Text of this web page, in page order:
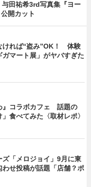
与田祐希3rd写真集『ヨー
開カット
ければ“盗み”OK！ 体験
ガマート展」がヤバすぎた
』コラボカフェ 話題の
」食べてみた〈取材レポ〉
ズ「メロジョイ」9月に東
せ投稿が話題「店舗？ポ